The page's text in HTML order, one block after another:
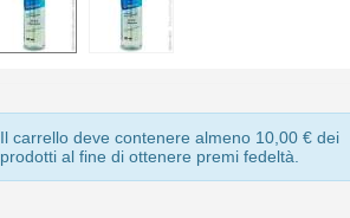
Il carrello deve contenere almeno 10,00 € dei
prodotti al fine di ottenere premi fedeltà.